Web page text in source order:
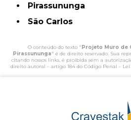
Pirassununga
São Carlos
O conteúdo do texto "Projeto Muro de
Pirassununga" é de direito reservado. Sua
citando nossos links, é proibida sem a
direito autoral – artigo 184 do Código Penal –